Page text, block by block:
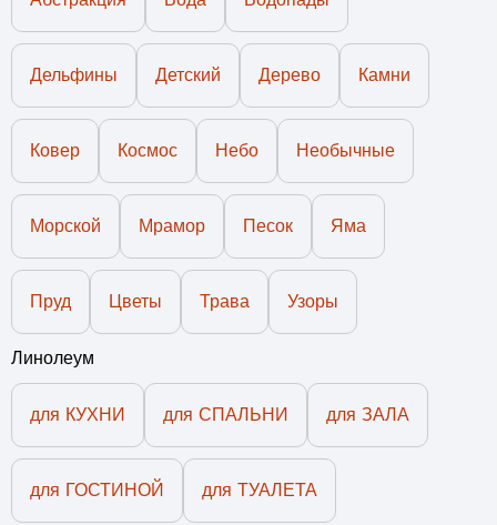
Дельфины Детский Дерево Камни
Ковер Космос Небо Необычные
Морской Мрамор Песок Яма
Пруд Цветы Трава Узоры
Линолеум
для КУХНИ для СПАЛЬНИ для ЗАЛА
для ГОСТИНОЙ для ТУАЛЕТА